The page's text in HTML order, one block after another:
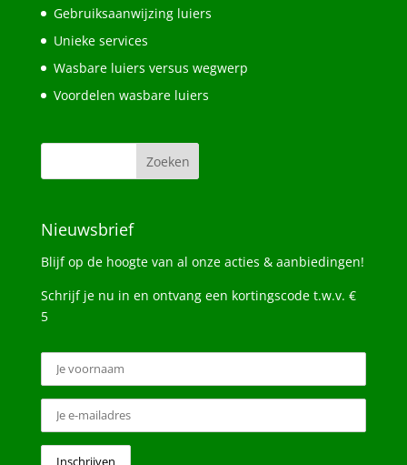
Gebruiksaanwijzing luiers
Unieke services
Wasbare luiers versus wegwerp
Voordelen wasbare luiers
Nieuwsbrief
Blijf op de hoogte van al onze acties & aanbiedingen!
Schrijf je nu in en ontvang een kortingscode t.w.v. €
5